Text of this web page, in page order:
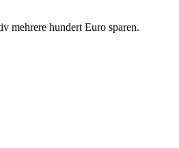
mehrere hundert Euro sparen.